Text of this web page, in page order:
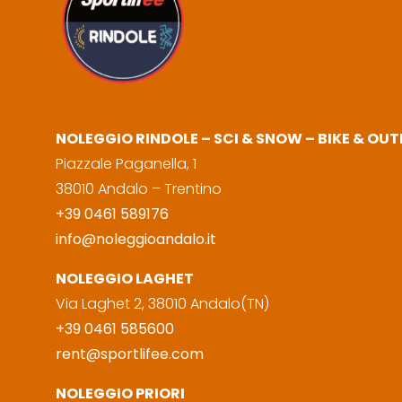
NOLEGGIO RINDOLE – SCI & SNOW – BIKE &
Piazzale Paganella, 1
38010 Andalo – Trentino
+39 0461 589176
info@noleggioandalo.it
NOLEGGIO LAGHET
Via Laghet 2, 38010 Andalo(TN)
+39 0461 585600
rent@sportlifee.com
NOLEGGIO PRIORI